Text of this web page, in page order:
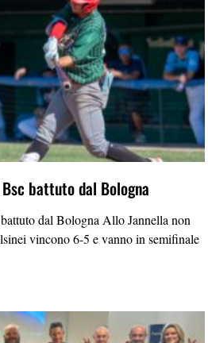
battuto dal Bologna
dal Bologna Allo Jannella non
vincono 6-5 e vanno in semifinale